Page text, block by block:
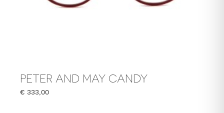
PETER AND MAY CANDY
€ 333,00